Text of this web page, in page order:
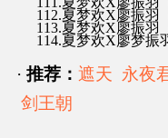
112.夏梦欢X廖振羽
113.夏梦欢X廖振羽
114.夏梦欢X廖梦振
· 推荐： 遮天 永夜
剑王朝